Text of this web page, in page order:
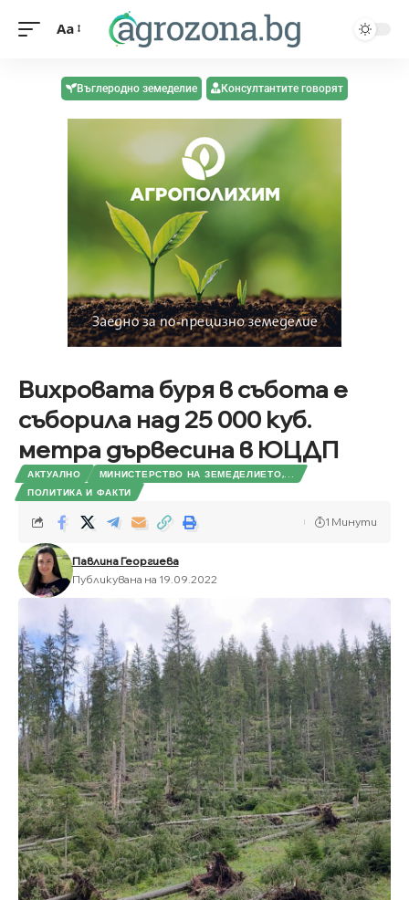
Aa
Въглеродно земеделие Консултантите говорят
Вихровата буря в събота е
съборила над 25 000 куб.
метра дървесина в ЮЦДП
АКТУАЛНО
МИНИСТЕРСТВО НА ЗЕМЕДЕЛИЕТО,...
ПОЛИТИКА И ФАКТИ
Павлина Георгиева
Публикувана на 19.09.2022
1 Минути